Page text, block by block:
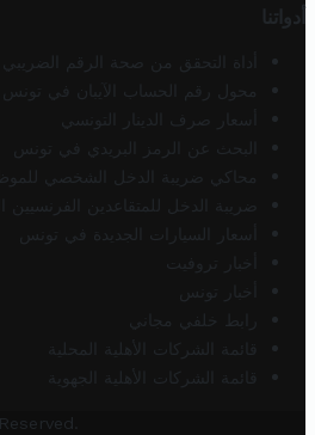
أدواتنا
أداة التحقق من صحة الرقم الضريبي
محول رقم الحساب الآيبان في تونس
أسعار صرف الدينار التونسي
البحث عن الرمز البريدي في تونس
محاكي ضريبة الدخل الشخصي
ضريبة الدخل للمتقاعدين الفرنسيين
أسعار السيارات الجديدة في تونس
أخبار تروفيت
أخبار تونس
رابط خلفي مجاني
قائمة الشركات الأهلية المحلية
قائمة الشركات الأهلية الجهوية